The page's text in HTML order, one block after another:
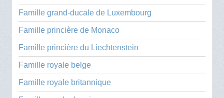
Famille grand-ducale de Luxembourg
Famille princière de Monaco
Famille princière du Liechtenstein
Famille royale belge
Famille royale britannique